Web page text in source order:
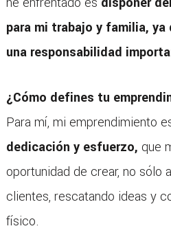
para mi trabajo y familia,
una responsabilidad
¿Cómo defines tu
Para mí, mi emprendimiento
dedicación y esfuerzo, que
oportunidad de crear, no sólo
clientes, rescatando ideas y
físico.